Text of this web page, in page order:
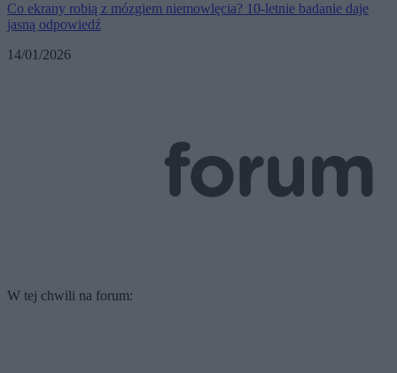
Co ekrany robią z mózgiem niemowlęcia? 10-letnie badanie daje
jasną odpowiedź
14/01/2026
W tej chwili na forum: